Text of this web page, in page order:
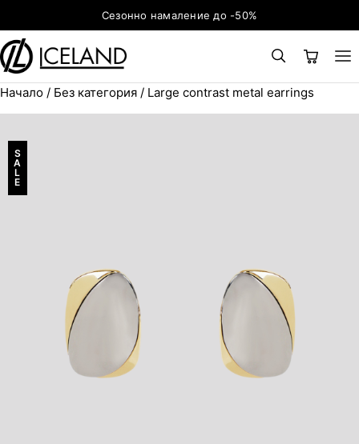
Към съдържаниетоСезонно намаление до -50%
ТЪРСЕНЕ
Начало / Без категория / Large contrast metal earrings
S
A
L
E